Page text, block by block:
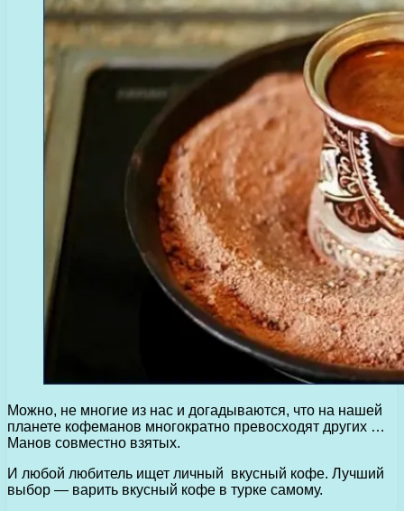
Можно, не многие из нас и догадываются, что на нашей
планете кофеманов многократно превосходят других …
Манов совместно взятых.
И любой любитель ищет личный вкусный кофе. Лучший
выбор — варить вкусный кофе в турке самому.